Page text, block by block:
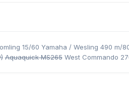
15/60 Yamaha / Wesling 490 m/
Aquaquick MS265West Commando